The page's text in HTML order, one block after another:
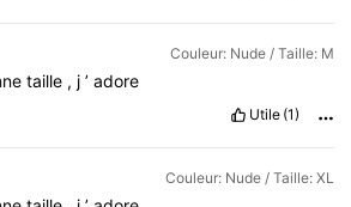
Couleur: Nude / Taille: M
taille , j ’ adore
Utile (1)
Couleur: Nude / Taille: XL